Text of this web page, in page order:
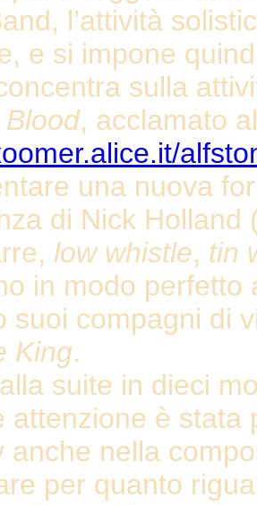
l’attività
e si impone
sulla
, acclamato
una nuova
di Nick
low whistle, tin
in modo
suoi compagni di
King.
suite in dieci
attenzione è stata
anche nella
per quanto